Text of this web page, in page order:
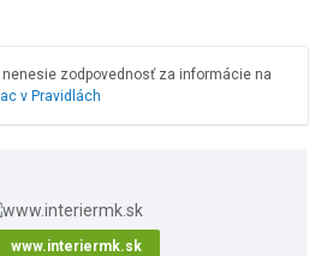
nenesie zodpovednosť za informácie na
v Pravidlách
www.interiermk.sk